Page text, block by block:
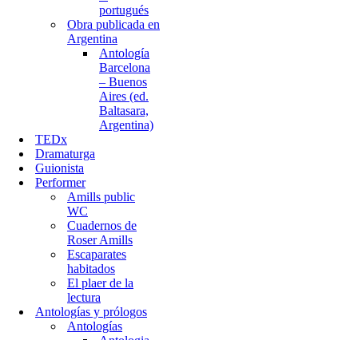
portugués
Obra publicada en
Argentina
Antología
Barcelona
– Buenos
Aires (ed.
Baltasara,
Argentina)
TEDx
Dramaturga
Guionista
Performer
Amills public
WC
Cuadernos de
Roser Amills
Escaparates
habitados
El plaer de la
lectura
Antologías y prólogos
Antologías